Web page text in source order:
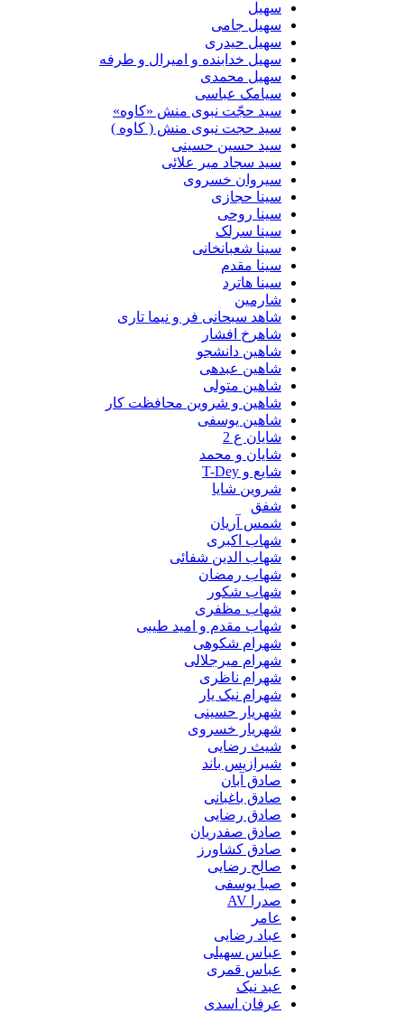
سهیل جامی
سهیل حیدری
سهیل خدابنده و امیرال و طرفه
سهیل محمدی
سیامک عباسی
سید حجّت نبوی منش «کاوه»
سید حجت نبوی منش ( کاوه )
سید حسین حسینى
سید سجاد میر علائی
سیروان خسروی
سینا حجازی
سینا روحی
سینا سرلک
سینا شعبانخانی
سینا مقدم
سینا هاترد
شارمین
شاهد سبحانی فر و نیما تاری
شاهرخ افشار
شاهین دانشجو
شاهین عبدهی
شاهین متولی
شاهین و شروین محافظت کار
شاهین یوسفی
شایان ع 2
شایان و محمد
شایع و T-Dey
شروین شایا
شمس آریان
شهاب اکبری
شهاب الدین شفائی
شهاب رمضان
شهاب شکور
شهاب مظفری
شهاب مقدم و امید طیبی
شهرام شکوهی
شهرام میرجلالی
شهرام ناظری
شهرام نیک یار
شهریار حسینی
شهریار خسروی
شیث رضایی
شیرازیس باند
صادق آبان
صادق باغبانی
صادق رضایی
صادق صفدریان
صادق کشاورز
صالح رضایی
صبا یوسفی
عباد رضایی
عباس سهیلی
عباس قمری
عبد نیک
عرفان اسدی